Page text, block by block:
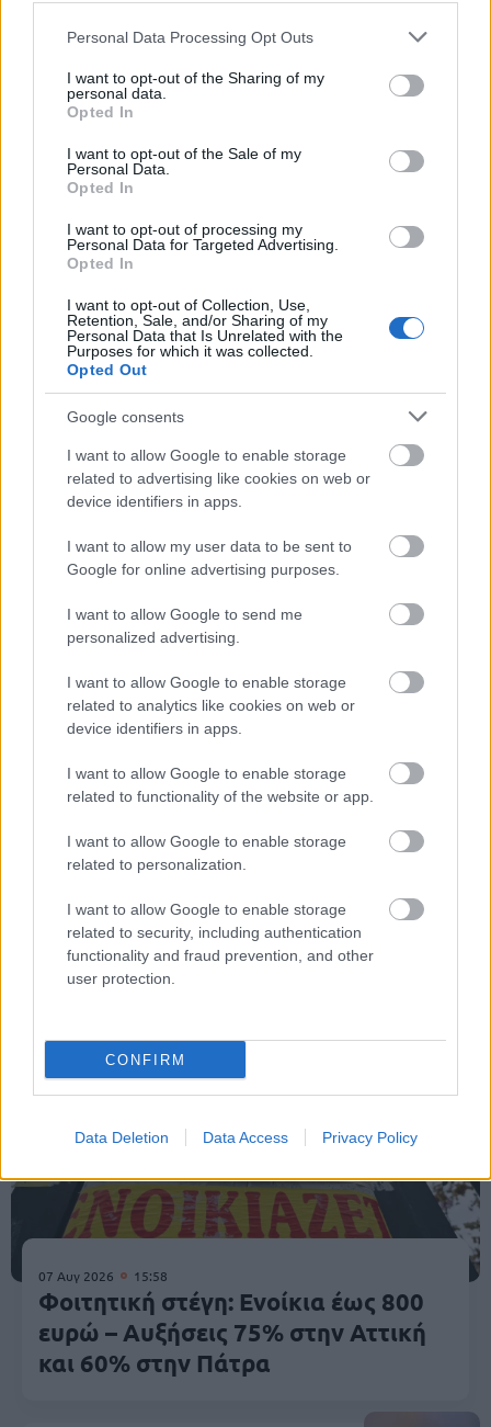
Please note that this website/app uses one or more Google
not limited to your visit or usage behaviour. You may click to
grant or deny consent to Google and its third-party tags to
use your data for below specified purposes in below Google
consent section.
Personal Data Processing Opt Outs
I want to opt-out of the Sharing of my
personal data.
Opted In
I want to opt-out of the Sale of my
Personal Data.
Opted In
I want to opt-out of processing my
Personal Data for Targeted Advertising.
Opted In
I want to opt-out of Collection, Use,
Retention, Sale, and/or Sharing of my
Personal Data that Is Unrelated with the
Purposes for which it was collected.
Opted Out
Google consents
I want to allow Google to enable storage
related to advertising like cookies on web or
device identifiers in apps.
I want to allow my user data to be sent to
Google for online advertising purposes.
I want to allow Google to send me
personalized advertising.
I want to allow Google to enable storage
related to analytics like cookies on web or
device identifiers in apps.
I want to allow Google to enable storage
related to functionality of the website or app.
I want to allow Google to enable storage
related to personalization.
I want to allow Google to enable storage
related to security, including authentication
functionality and fraud prevention, and other
user protection.
CONFIRM
Data Deletion Data Access Privacy Policy
Δημοφιλείς Ειδήσεις
Ανοικτές 1.779 θέσεις εργασίας στο
Δημόσιο (χωρίς πτυχίο)
ΥΠΕΣ: Προγραμματισμός προσλήψεων
2027 - Παρατείνεται το Β' Στάδιο
Προσλήψεις αναπληρωτών: Περίπου
30.000 ονόματα στην α' φάση
Πυροσβεστική Σχολή: Νέος
κανονισμός για δόκιμους – Τι αλλάζει
σε διαμονή, σίτιση και πρακτική
εκπαίδευση
Μεταναστευτικό Λιμενικό
Κοινωνία
07 Αυγ 2026 15:58
Φοιτητική στέγη: Ενοίκια έως 800
ευρώ – Αυξήσεις 75% στην Αττική
και 60% στην Πάτρα